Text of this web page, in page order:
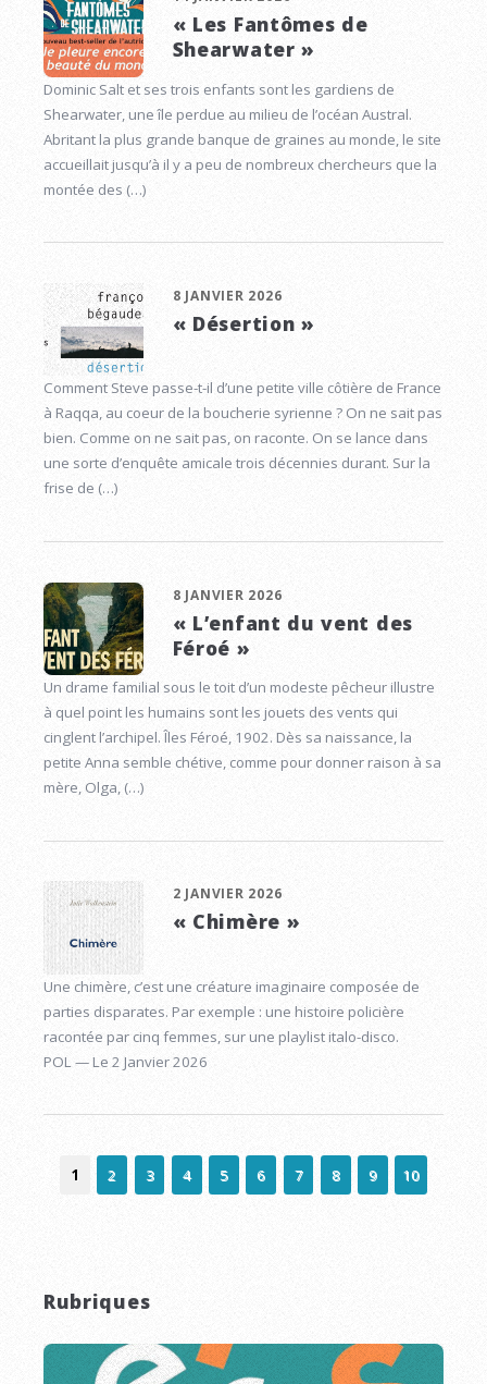
« Les Fantômes de
Shearwater »
Dominic Salt et ses trois enfants sont les gardiens de
Shearwater, une île perdue au milieu de l’océan Austral.
Abritant la plus grande banque de graines au monde, le site
accueillait jusqu’à il y a peu de nombreux chercheurs que la
montée des (…)
8 JANVIER 2026
« Désertion »
Comment Steve passe-t-il d’une petite ville côtière de France
à Raqqa, au coeur de la boucherie syrienne ? On ne sait pas
bien. Comme on ne sait pas, on raconte. On se lance dans
une sorte d’enquête amicale trois décennies durant. Sur la
frise de (…)
8 JANVIER 2026
« L’enfant du vent des
Féroé »
Un drame familial sous le toit d’un modeste pêcheur illustre
à quel point les humains sont les jouets des vents qui
cinglent l’archipel. Îles Féroé, 1902. Dès sa naissance, la
petite Anna semble chétive, comme pour donner raison à sa
mère, Olga, (…)
2 JANVIER 2026
« Chimère »
Une chimère, c’est une créature imaginaire composée de
parties disparates. Par exemple : une histoire policière
racontée par cinq femmes, sur une playlist italo-disco.
POL — Le 2 Janvier 2026
1 2 3 4 5 6 7 8 9 10
Rubriques